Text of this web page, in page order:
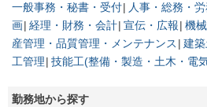
一般事務・秘書・受付 人事・総務・
画 経理・財務・会計 宣伝・広報 機
産管理・品質管理・メンテナンス
建
工管理 技能工(整備・製造・土木・電
勤務地から探す